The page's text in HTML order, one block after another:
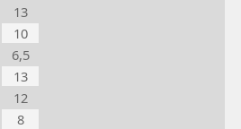
13
10
6,5
13
12
8